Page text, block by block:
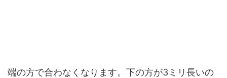
端の方で合わなくなります。下の方が3ミリ長いの